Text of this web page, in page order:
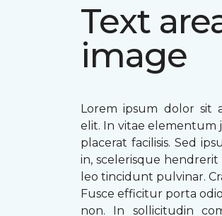
Text
image
Lorem ipsum dolor sit
elit. In vitae elementum
placerat facilisis. Sed
in, scelerisque
leo tincidunt pulvinar.
Fusce efficitur porta
non. In sollicitudin